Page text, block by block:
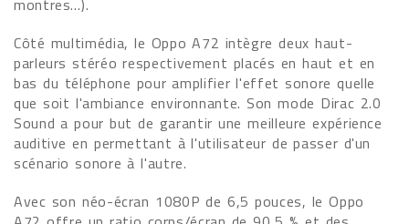
montres…).
Côté multimédia, le Oppo A72 intègre deux haut-
parleurs stéréo respectivement placés en haut et en
bas du téléphone pour amplifier l'effet sonore quelle
que soit l'ambiance environnante. Son mode Dirac 2.0
Sound a pour but de garantir une meilleure expérience
auditive en permettant à l'utilisateur de passer d'un
scénario sonore à l'autre.
Avec son néo-écran 1080P de 6,5 pouces, le Oppo